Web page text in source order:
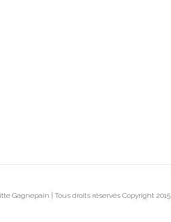
Gagnepain | Tous droits réservés Copyright 2015